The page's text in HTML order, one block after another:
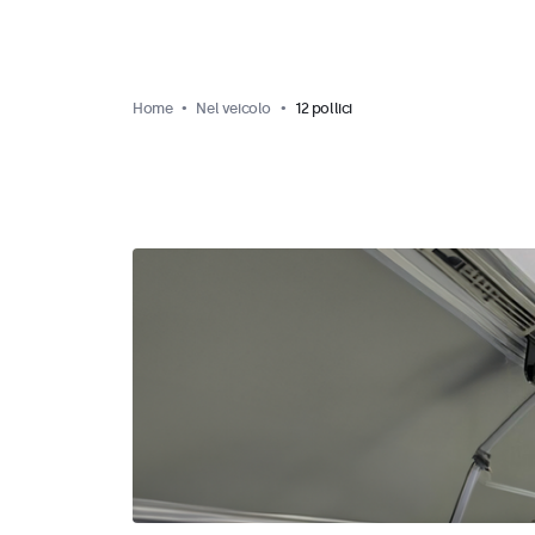
Home Nel veicolo 12 pollici